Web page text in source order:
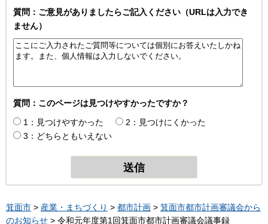
質問：ご意見がありましたらご記入ください（URLは入力でき
ません）
質問：このページは見つけやすかったですか？
1：見つけやすかった
2：見つけにくかった
3：どちらともいえない
箕面市 > 産業・まちづくり > 都市計画 > 箕面市都市計画審議会から
のお知らせ > 令和元年度第1回箕面市都市計画審議会議事録